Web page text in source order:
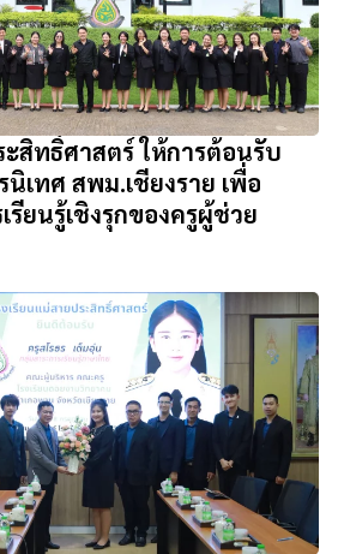
ะสิทธิ์ศาสตร์ ให้การต้อนรับ
เทศ สพม.เชียงราย เพื่อ
รียนรู้เชิงรุกของครูผู้ช่วย